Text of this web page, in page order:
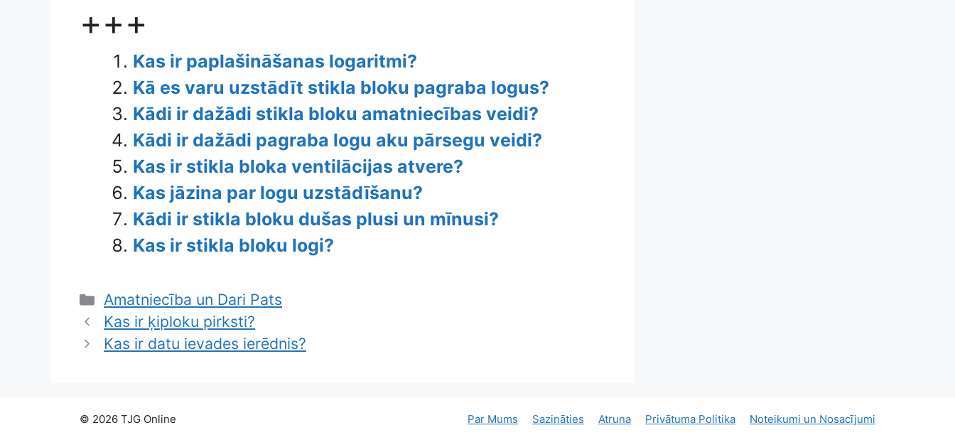
+++
Kas ir paplašināšanas logaritmi?
Kā es varu uzstādīt stikla bloku pagraba logus?
Kādi ir dažādi stikla bloku amatniecības veidi?
Kādi ir dažādi pagraba logu aku pārsegu veidi?
Kas ir stikla bloka ventilācijas atvere?
Kas jāzina par logu uzstādīšanu?
Kādi ir stikla bloku dušas plusi un mīnusi?
Kas ir stikla bloku logi?
Categories
Amatniecība un Dari Pats
Kas ir ķiploku pirksti?
Kas ir datu ievades ierēdnis?
Par Mums Sazināties Atruna Privātuma Politika Noteikumi un Nosacījumi
© 2026 TJG Online